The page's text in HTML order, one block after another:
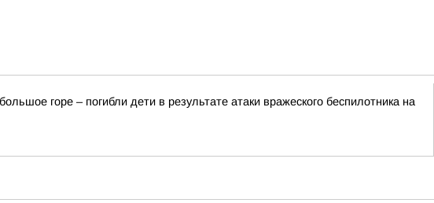
горе – погибли дети в результате атаки вражеского беспилотника на